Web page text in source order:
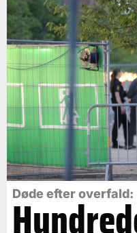
Døde efter overfald: